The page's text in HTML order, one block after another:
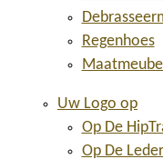
Regenhoes
Uw Logo op
Op De
Op De